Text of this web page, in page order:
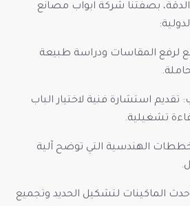
بصفتنا شركة ابواب مصانع
لرفع المقاسات ودراسة طبيعة
تقديم استشارة فنية لاختيار الباب
تشغيلية.
الهندسية التي توضح آلية
الماكينات لتشكيل الحديد وتجميع